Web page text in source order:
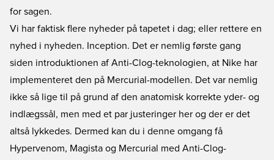
for sagen.
Vi har faktisk flere nyheder på tapetet i dag; eller rettere en
nyhed i nyheden. Inception. Det er nemlig første gang
siden introduktionen af Anti-Clog-teknologien, at Nike har
implementeret den på Mercurial-modellen. Det var nemlig
ikke så lige til på grund af den anatomisk korrekte yder- og
indlægssål, men med et par justeringer her og der er det
altså lykkedes. Dermed kan du i denne omgang få
Hypervenom, Magista og Mercurial med Anti-Clog-